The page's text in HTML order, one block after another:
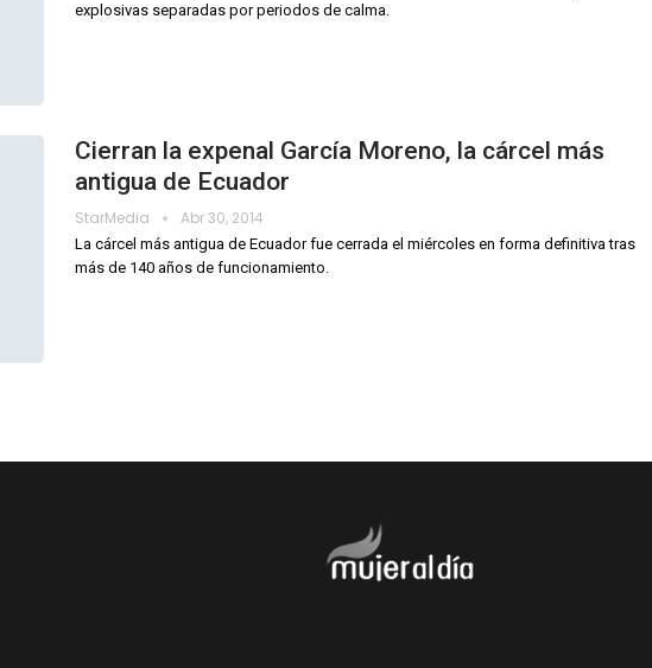
explosivas separadas por periodos de calma.
Cierran la expenal García Moreno, la cárcel más
antigua de Ecuador
StarMedia Abr 30, 2014
La cárcel más antigua de Ecuador fue cerrada el miércoles en forma definitiva tras
más de 140 años de funcionamiento.